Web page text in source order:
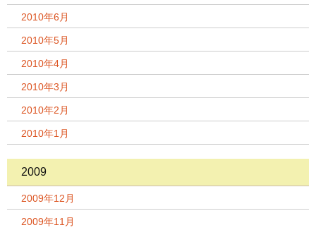
2010年6月
2010年5月
2010年4月
2010年3月
2010年2月
2010年1月
2009
2009年12月
2009年11月